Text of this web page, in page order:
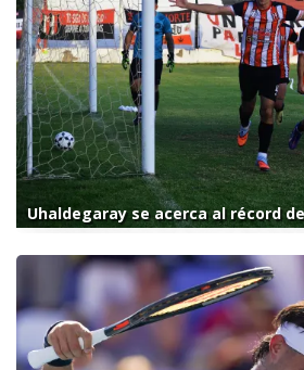
Uhaldegaray se acerca al récord